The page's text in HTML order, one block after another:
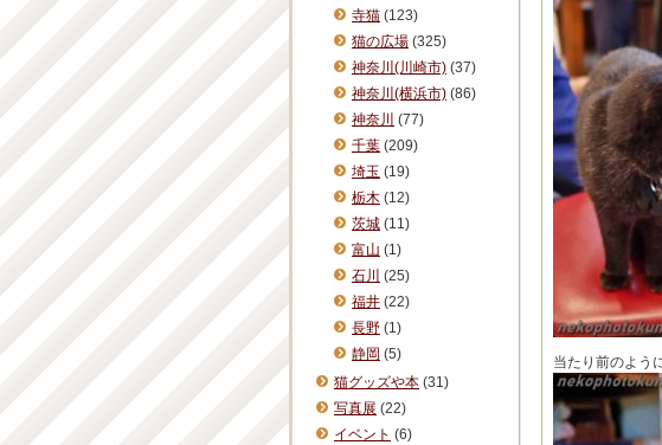
当たり前のよう
寺猫 (123)
猫の広場 (325)
神奈川(川崎市) (37)
神奈川(横浜市) (86)
神奈川 (77)
千葉 (209)
埼玉 (19)
栃木 (12)
茨城 (11)
富山 (1)
石川 (25)
福井 (22)
長野 (1)
静岡 (5)
猫グッズや本 (31)
写真展 (22)
イベント (6)